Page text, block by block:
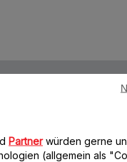
Partnerwürden gerne
(allgemein als